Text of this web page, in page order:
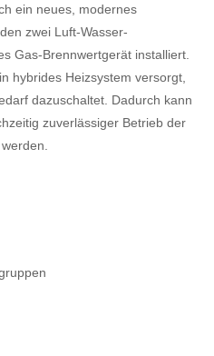
ein neues, modernes
zwei Luft-Wasser-
Gas-Brennwertgerät installiert.
hybrides Heizsystem versorgt,
dazuschaltet. Dadurch kann
zuverlässiger Betrieb der